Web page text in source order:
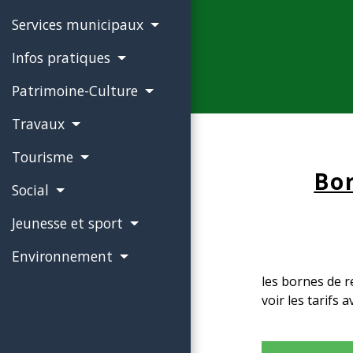
Services municipaux
Infos pratiques
Patrimoine-Culture
Travaux
Tourisme
Social
Jeunesse et sport
Environnement
les bornes de
voir les tarifs